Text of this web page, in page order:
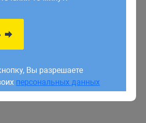
должны начинаться
символа или с подчеркивания
0–9, и знак подчеркивания
не должны включать в себя
персональных данных
Вы разрешаете
персональных данных